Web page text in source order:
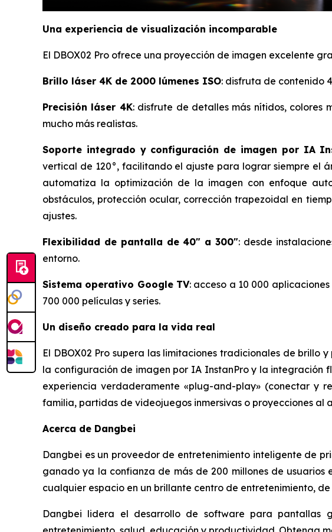
Una experiencia de visualización incomparable
El DBOX02 Pro ofrece una proyección de imagen excelente
Brillo láser 4K de 2000 lúmenes ISO: disfruta de contenido
Precisión láser 4K: disfrute de detalles más nítidos, colores
mucho más realistas.
Soporte integrado y configuración de imagen por IA
vertical de 120°, facilitando el ajuste para lograr siempre el
automatiza la optimización de la imagen con enfoque
obstáculos, protección ocular, corrección trapezoidal en
ajustes.
Flexibilidad de pantalla de 40" a 300": desde
entorno.
Sistema operativo Google TV: acceso a 10 000
700 000 películas y series.
Un diseño creado para la vida real
El DBOX02 Pro supera las limitaciones tradicionales de
la configuración de imagen por IA InstanPro y la integración
experiencia verdaderamente «plug-and-play» (conectar y
familia, partidas de videojuegos inmersivas o proyecciones al
Acerca de Dangbei
Dangbei es un proveedor de entretenimiento inteligente de
ganado ya la confianza de más de 200 millones de usuarios
cualquier espacio en un brillante centro de entretenimiento,
Dangbei lidera el desarrollo de software para pantallas